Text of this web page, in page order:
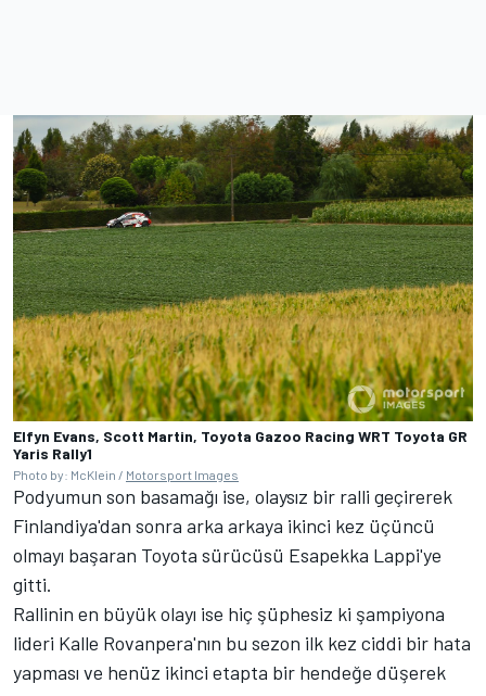
Elfyn Evans, Scott Martin, Toyota Gazoo Racing WRT Toyota GR
Yaris Rally1
Photo by: McKlein / Motorsport Images
Podyumun son basamağı ise, olaysız bir ralli geçirerek
Finlandiya'dan sonra arka arkaya ikinci kez üçüncü
olmayı başaran Toyota sürücüsü Esapekka Lappi'ye
gitti.
Rallinin en büyük olayı ise hiç şüphesiz ki şampiyona
lideri Kalle Rovanpera'nın bu sezon ilk kez ciddi bir hata
yapması ve henüz ikinci etapta bir hendeğe düşerek